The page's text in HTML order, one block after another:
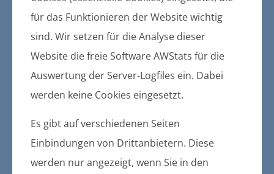
für das Funktionieren der Website wichtig
sind. Wir setzen für die Analyse dieser
Website die freie Software AWStats für die
Auswertung der Server-Logfiles ein. Dabei
werden keine Cookies eingesetzt.
Es gibt auf verschiedenen Seiten
Einbindungen von Drittanbietern. Diese
werden nur angezeigt, wenn Sie in den
Erhebung einer Hundesteuer der
Gemeinde Ziethen
weitere Informationen
Bekanntmachung der Satzung über die
Erhebung einer Hundesteuer der
Gemeinde Wrangelsburg